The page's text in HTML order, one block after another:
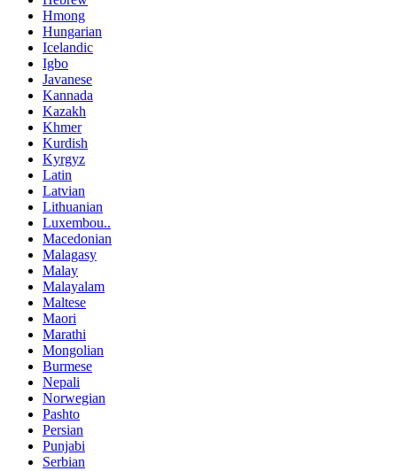
Hmong
Hungarian
Icelandic
Igbo
Javanese
Kannada
Kazakh
Khmer
Kurdish
Kyrgyz
Latin
Latvian
Lithuanian
Luxembou..
Macedonian
Malagasy
Malay
Malayalam
Maltese
Maori
Marathi
Mongolian
Burmese
Nepali
Norwegian
Pashto
Persian
Punjabi
Serbian